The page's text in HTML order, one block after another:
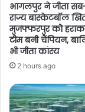
भागलपुर ने जीता
राज्य बास्केटबॉल
मुजफ्फरपुर को
टीम बनी चैंपियन,
भी जीता कांस्य
2 hours ago